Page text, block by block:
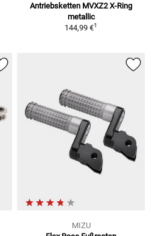
Antriebsketten MVXZ2 X-Ring
metallic
144,99 €1
MIZU